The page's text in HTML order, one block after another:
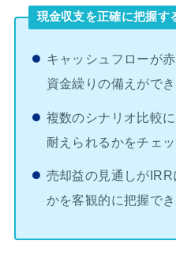
現金収支を正確に把握す
キャッシュフローが
資金繰りの備えがで
複数のシナリオ比較
耐えられるかをチェ
売却益の見通しが
かを客観的に把握で